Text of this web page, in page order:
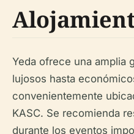
Yeda ofrece una amplia
lujosos hasta
convenientemente
KASC. Se recomienda
durante los eventos